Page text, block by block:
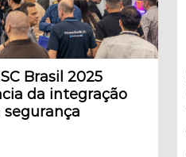
Brasil 2025
da integração